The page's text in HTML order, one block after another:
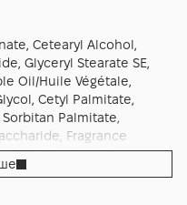
Cetearyl Alcohol,
Glyceryl Stearate SE,
Oil/Huile Végétale,
Cetyl Palmitate,
Palmitate,
Fragrance
Xanthan Gum,
Oleate,